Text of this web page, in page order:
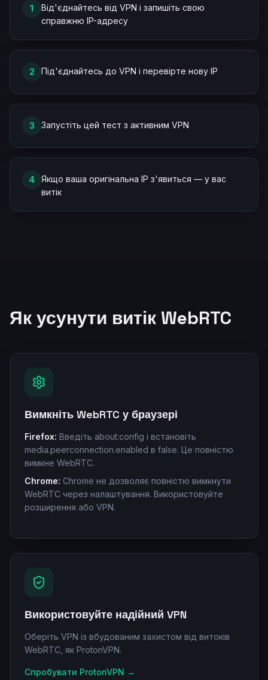
1
Від'єднайтесь від VPN і запишіть свою
справжню IP-адресу
2 Під'єднайтесь до VPN і перевірте нову IP
3 Запустіть цей тест з активним VPN
4
Якщо ваша оригінальна IP з'явиться — у вас
витік
Як усунути витік WebRTC
Вимкніть WebRTC у браузері
Firefox: Введіть about:config і встановіть
media.peerconnection.enabled в false. Це повністю
вимкне WebRTC.
Chrome: Chrome не дозволяє повністю вимкнути
WebRTC через налаштування. Використовуйте
розширення або VPN.
Використовуйте надійний VPN
Оберіть VPN із вбудованим захистом від витоків
WebRTC, як ProtonVPN.
Спробувати ProtonVPN →